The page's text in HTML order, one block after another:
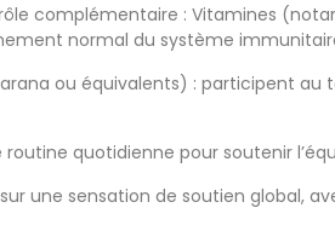
complémentaire : Vitamines
normal du système
ou équivalents) : participent
quotidienne pour soutenir
une sensation de soutien global,